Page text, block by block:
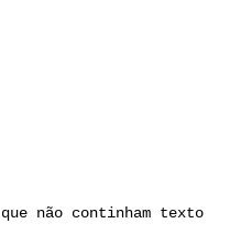
não continham texto